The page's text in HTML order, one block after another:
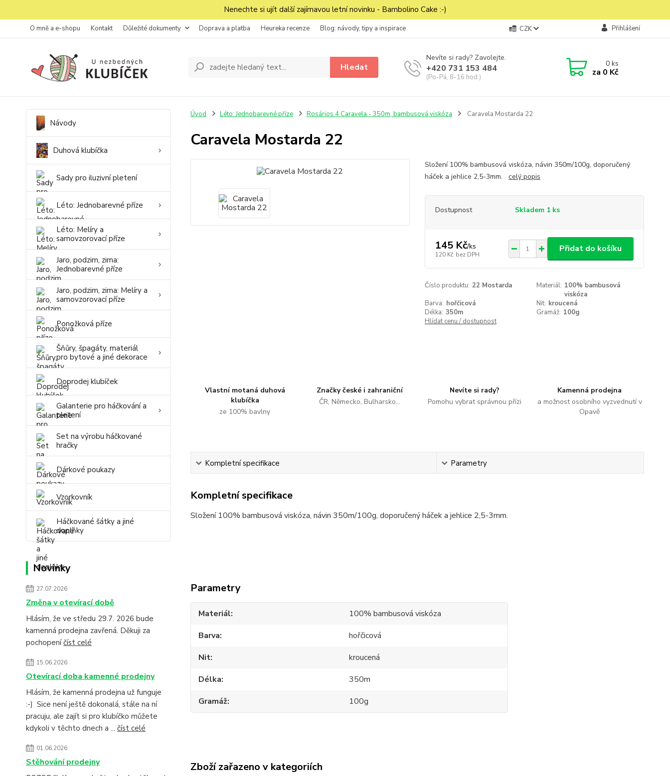
Nenechte si ujít další zajímavou letní novinku - Bambolino Cake :-)
O mně a e-shopu Kontakt Důležité dokumenty Doprava a platba Heureka recenze Blog: návody, tipy a inspirace CZK Přihlášení
Hledat
Nevíte si rady? Zavolejte.
+420 731 153 484
(Po-Pá, 8-16 hod.)
0ks
za 0 Kč
Návody
Duhová klubíčka
Sady pro iluzivní pletení
Léto: Jednobarevné příze
Léto: Melíry a
samovzorovací příze
Jaro, podzim, zima:
Jednobarevné příze
Jaro, podzim, zima: Melíry a
samovzorovací příze
Ponožková příze
Šňůry, špagáty, materiál
pro bytové a jiné dekorace
Doprodej klubíček
Galanterie pro háčkování a
pletení
Set na výrobu háčkované
hračky
Dárkové poukazy
Vzorkovník
Háčkované šátky a jiné
doplňky
Novinky
27.07.2026
Změna v otevírací době
Hlásím, že ve středu 29.7. 2026 bude
kamenná prodejna zavřená. Děkuji za
pochopeníčíst celé
15.06.2026
Otevírací doba kamenné prodejny
Hlásím, že kamenná prodejna už funguje
:-) Sice není ještě dokonalá, stále na ní
pracuju, ale zajít si pro klubíčko můžete
kdykoli v těchto dnech a ... číst celé
01.06.2026
Stěhování prodejny
Úvod Léto: Jednobarevné příze Rosários 4 Caravela - 350m, bambusová viskóza Caravela Mostarda 22
Caravela Mostarda 22
Složení 100% bambusová viskóza, návin 350m/100g, doporučený
háček a jehlice 2,5-3mm. celý popis
Dostupnost Skladem 1 ks
145 Kč/ks
120 Kč bez DPH
Přidat do košíku
Číslo produktu: 22 Mostarda Materiál: 100% bambusová
viskóza
Barva: hořčicová Nit: kroucená
Délka: 350m Gramáž: 100g
Hlídat cenu / dostupnost
Vlastní motaná duhová
klubíčka
ze 100% bavlny
Značky české i zahraniční
ČR, Německo, Bulharsko...
Nevíte si rady?
Pomohu vybrat správnou přízi
Kamenná prodejna
a možnost osobního vyzvednutí v
Opavě
Kompletní specifikace Parametry
Kompletní specifikace
Složení 100% bambusová viskóza, návin 350m/100g, doporučený háček a jehlice 2,5-3mm.
Parametry
Materiál
100% bambusová viskóza
Barva
hořčicová
Nit
kroucená
Délka
350m
Gramáž
100g
Zboží zařazeno v kategoriích